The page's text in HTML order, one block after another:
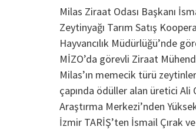
Milas Ziraat Odası Başkanı
Zeytinyağı Tarım Satış
Hayvancılık Müdürlüğü’nde
MİZO’da görevli Ziraat
Milas’ın memecik türü
çapında ödüller alan üretici
Araştırma Merkezi’nden
İzmir TARİŞ’ten İsmail Çırak